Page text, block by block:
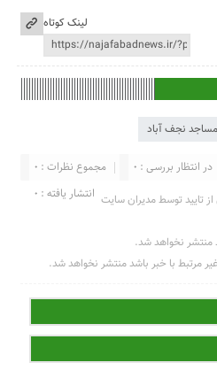
لینک کوتاه
مساجد نجف آباد
مجموع نظرات : 0
در انتظار بررسی : 0
انتشار یافته : 0 تایید توسط مدیران سایت
منتشر نخواهد شد.
مرتبط با خبر باشد منتشر نخواهد شد.